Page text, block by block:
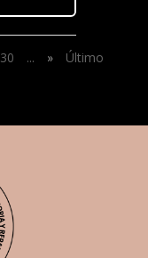
30 ... » Último